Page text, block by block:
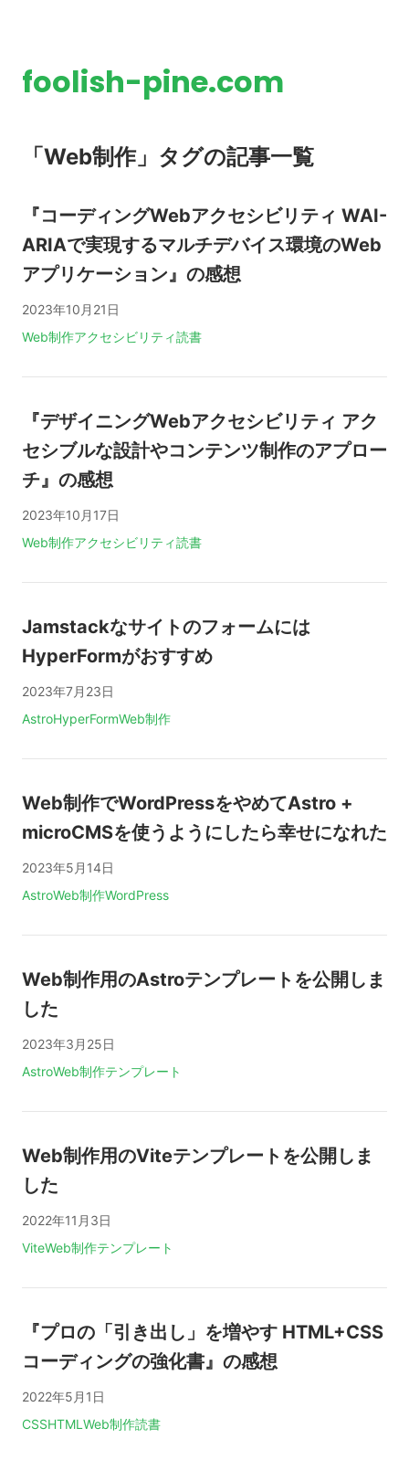
foolish-pine.com
「Web制作」タグの記事一覧
『コーディングWebアクセシビリティ WAI-
ARIAで実現するマルチデバイス環境のWeb
アプリケーション』の感想
2023年10月21日
タグ:
Web制作アクセシビリティ読書
『デザイニングWebアクセシビリティ アク
セシブルな設計やコンテンツ制作のアプロー
チ』の感想
2023年10月17日
タグ:
Web制作アクセシビリティ読書
Jamstackなサイトのフォームには
HyperFormがおすすめ
2023年7月23日
タグ:
AstroHyperFormWeb制作
Web制作でWordPressをやめてAstro +
microCMSを使うようにしたら幸せになれた
2023年5月14日
タグ:
AstroWeb制作WordPress
Web制作用のAstroテンプレートを公開しま
した
2023年3月25日
タグ:
AstroWeb制作テンプレート
Web制作用のViteテンプレートを公開しま
した
2022年11月3日
タグ:
ViteWeb制作テンプレート
『プロの「引き出し」を増やす HTML+CSS
コーディングの強化書』の感想
2022年5月1日
タグ:
CSSHTML Web制作読書